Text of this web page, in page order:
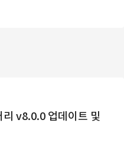
리 v8.0.0 업데이트 및